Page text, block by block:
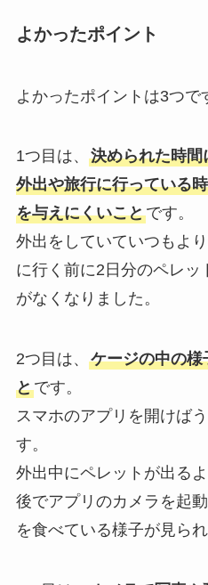
よかったポイント
よかったポイントは3つで
1つ目は、 決められた時
外出や旅行に行っている
を与えにくいことです。
外出をしていていつもよ
に行く前に2日分のペレ
がなくなりました。
2つ目は、 ケージの中の
とです。
スマホのアプリを開けば
す。
外出中にペレットが出る
後でアプリのカメラを起
を食べている様子が見ら